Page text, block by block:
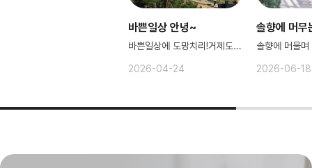
바쁜일상 안녕~
바쁜일상에 도망치리!거제도치리로❤️
2026-04-24
솔향에 머무
2026-06-18